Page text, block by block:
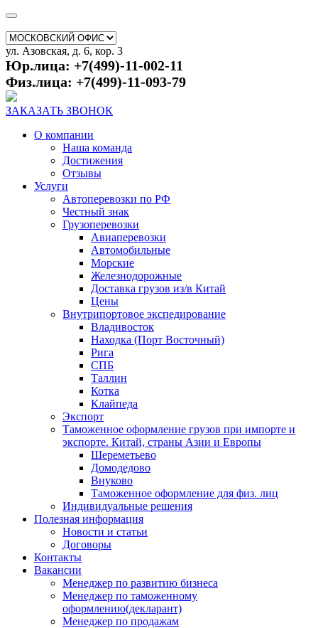
ул. Азовская, д. 6, кор. 3
Юр.лица: +7(499)-11-002-11
Физ.лица: +7(499)-11-093-79
ЗАКАЗАТЬ ЗВОНОК
О компании
Наша команда
Достижения
Отзывы
Услуги
Автоперевозки по РФ
Честный знак
Грузоперевозки
Авиаперевозки
Автомобильные
Морские
Железнодорожные
Доставка грузов из/в Китай
Цены
Внутрипортовое экспедирование
Владивосток
Находка (Порт Восточный)
Рига
СПБ
Таллин
Котка
Клайпеда
Экспорт
Таможенное оформление грузов при импорте и
экспорте. Китай, страны Азии и Европы
Шереметьево
Домодедово
Внуково
Таможенное оформление для физ. лиц
Индивидуальные решения
Полезная информация
Новости и статьи
Договоры
Контакты
Вакансии
Менеджер по развитию бизнеса
Менеджер по таможенному
оформлению(декларант)
Менеджер по продажам